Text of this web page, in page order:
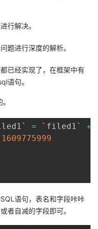
行解决。
题进行深度的解析。
已经实现了，在框架中有
语句。
` = ` filed1 ` +
1609775999
语句，表名和字段咔咔
者自减的字段即可。